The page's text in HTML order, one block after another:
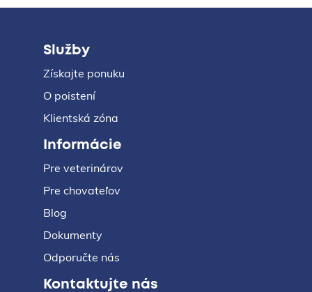
Služby
Získajte ponuku
O poistení
Klientská zóna
Informácie
Pre veterinárov
Pre chovateľov
Blog
Dokumenty
Odporučte nás
Kontaktujte nás